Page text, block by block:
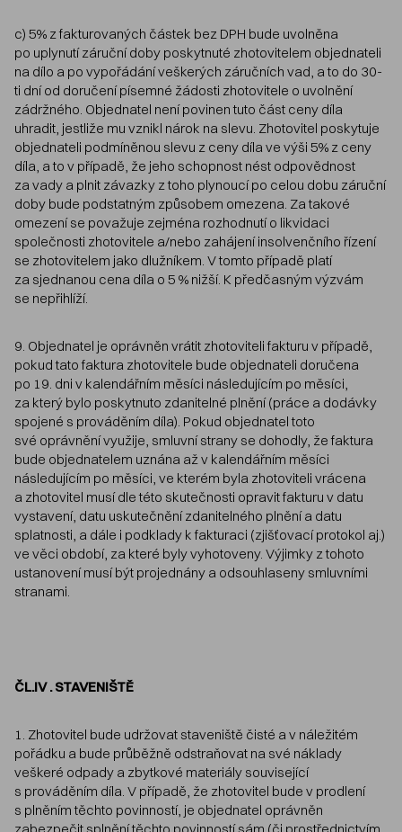
c) 5% z fakturovaných částek bez DPH bude uvolněna
po uplynutí záruční doby poskytnuté zhotovitelem objednateli
na dílo a po vypořádání veškerých záručních vad, a to do 30-
ti dní od doručení písemné žádosti zhotovitele o uvolnění
zádržného. Objednatel není povinen tuto část ceny díla
uhradit, jestliže mu vznikl nárok na slevu. Zhotovitel poskytuje
objednateli podmíněnou slevu z ceny díla ve výši 5% z ceny
díla, a to v případě, že jeho schopnost nést odpovědnost
za vady a plnit závazky z toho plynoucí po celou dobu záruční
doby bude podstatným způsobem omezena. Za takové
omezení se považuje zejména rozhodnutí o likvidaci
společnosti zhotovitele a/nebo zahájení insolvenčního řízení
se zhotovitelem jako dlužníkem. V tomto případě platí
za sjednanou cena díla o 5 % nižší. K předčasným výzvám
se nepřihlíží.
9. Objednatel je oprávněn vrátit zhotoviteli fakturu v případě,
pokud tato faktura zhotovitele bude objednateli doručena
po 19. dni v kalendářním měsíci následujícím po měsíci,
za který bylo poskytnuto zdanitelné plnění (práce a dodávky
spojené s prováděním díla). Pokud objednatel toto
své oprávnění využije, smluvní strany se dohodly, že faktura
bude objednatelem uznána až v kalendářním měsíci
následujícím po měsíci, ve kterém byla zhotoviteli vrácena
a zhotovitel musí dle této skutečnosti opravit fakturu v datu
vystavení, datu uskutečnění zdanitelného plnění a datu
splatnosti, a dále i podklady k fakturaci (zjišťovací protokol aj.)
ve věci období, za které byly vyhotoveny. Výjimky z tohoto
ustanovení musí být projednány a odsouhlaseny smluvními
stranami.
ČL.IV . STAVENIŠTĚ
1. Zhotovitel bude udržovat staveniště čisté a v náležitém
pořádku a bude průběžně odstraňovat na své náklady
veškeré odpady a zbytkové materiály související
s prováděním díla. V případě, že zhotovitel bude v prodlení
s plněním těchto povinností, je objednatel oprávněn